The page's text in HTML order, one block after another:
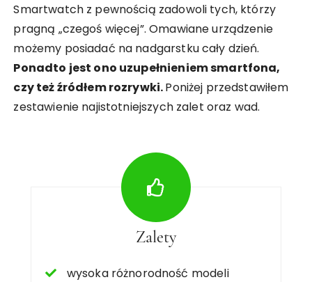
Smartwatch z pewnością zadowoli tych, którzy
pragną „czegoś więcej”. Omawiane urządzenie
możemy posiadać na nadgarstku cały dzień.
Ponadto jest ono uzupełnieniem smartfona,
czy też źródłem rozrywki.Poniżej przedstawiłem
zestawienie najistotniejszych zalet oraz wad.
Zalety
wysoka różnorodność modeli